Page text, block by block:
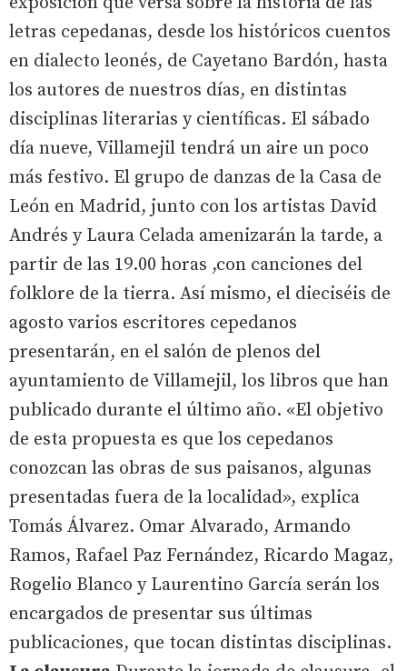
letras cepedanas, desde los históricos cuentos
en dialecto leonés, de Cayetano Bardón, hasta
los autores de nuestros días, en distintas
disciplinas literarias y científicas. El sábado
día nueve, Villamejil tendrá un aire un poco
más festivo. El grupo de danzas de la Casa de
León en Madrid, junto con los artistas David
Andrés y Laura Celada amenizarán la tarde, a
partir de las 19.00 horas ,con canciones del
folklore de la tierra. Así mismo, el dieciséis de
agosto varios escritores cepedanos
presentarán, en el salón de plenos del
ayuntamiento de Villamejil, los libros que han
publicado durante el último año. «El objetivo
de esta propuesta es que los cepedanos
conozcan las obras de sus paisanos, algunas
presentadas fuera de la localidad», explica
Tomás Álvarez. Omar Alvarado, Armando
Ramos, Rafael Paz Fernández, Ricardo Magaz,
Rogelio Blanco y Laurentino García serán los
encargados de presentar sus últimas
publicaciones, que tocan distintas disciplinas.